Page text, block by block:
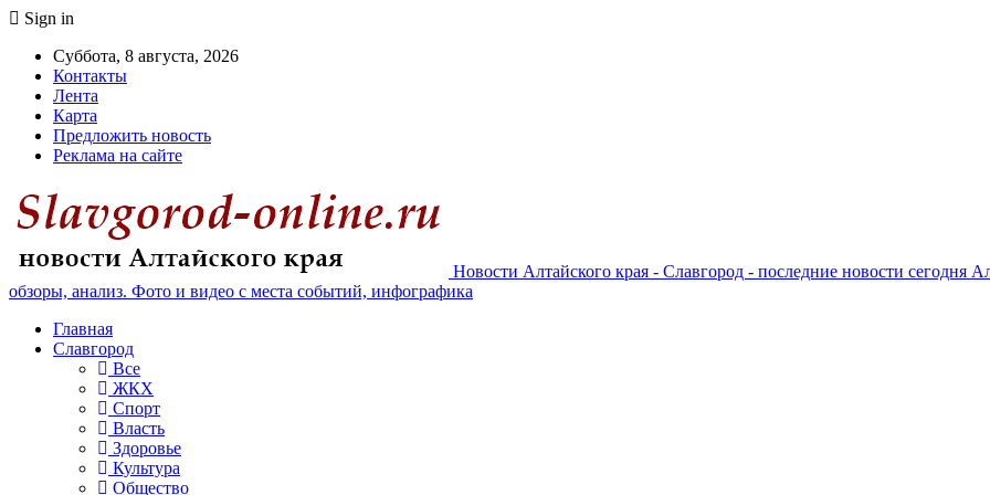
Sign in
Суббота, 8 августа, 2026
Контакты
Лента
Карта
Предложить новость
Реклама на сайте
Новости Алтайского края - Славгород - последние новости сегодня
обзоры, анализ. Фото и видео с места событий, инфографика
Главная
Славгород
Все
ЖКХ
Спорт
Власть
Здоровье
Культура
Общество